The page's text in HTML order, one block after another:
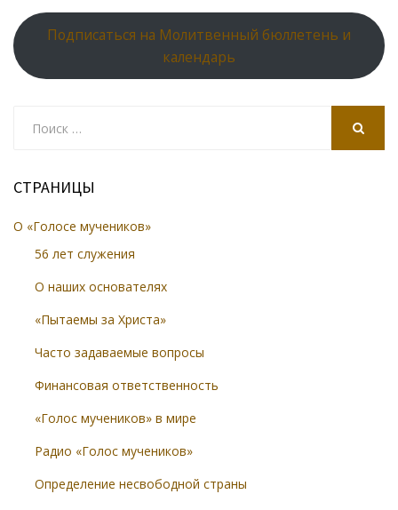
Подписаться на Молитвенный бюллетень и
календарь
СТРАНИЦЫ
О «Голосе мучеников»
56 лет служения
О наших основателях
«Пытаемы за Христа»
Часто задаваемые вопросы
Финансовая ответственность
«Голос мучеников» в мире
Радио «Голос мучеников»
Определение несвободной страны